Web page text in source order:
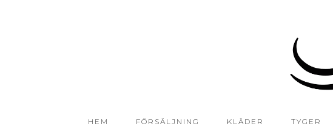
HEM FÖRSÄLJNING KLÄDER TYGER